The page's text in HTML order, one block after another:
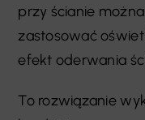
przy ścianie
zastosować
efekt oderwania
To rozwiązanie